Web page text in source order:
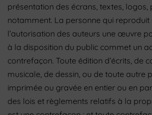
présentation des écrans, textes,
notamment. La personne qui reproduit
l’autorisation des auteurs une œuvre
à la disposition du public commet un
contrefaçon. Toute édition d’écrits, de
musicale, de dessin, ou de toute autre
imprimée ou gravée en entier ou en
des lois et règlements relatifs à la